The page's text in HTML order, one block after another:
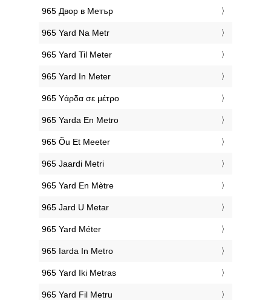
‎965 Двор в Метър
‎965 Yard Na Metr
‎965 Yard Til Meter
‎965 Yard In Meter
‎965 Υάρδα σε μέτρο
‎965 Yarda En Metro
‎965 Õu Et Meeter
‎965 Jaardi Metri
‎965 Yard En Mètre
‎965 Jard U Metar
‎965 Yard Méter
‎965 Iarda In Metro
‎965 Yard Iki Metras
‎965 Yard Fil Metru